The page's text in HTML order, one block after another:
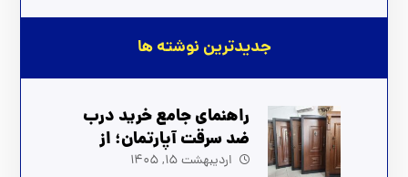
جدیدترین نوشته ها
راهنمای جامع خرید درب
ضد سرقت آپارتمان؛ از
انتخاب تا نصب (آپدیت
اردیبهشت 15, 1405